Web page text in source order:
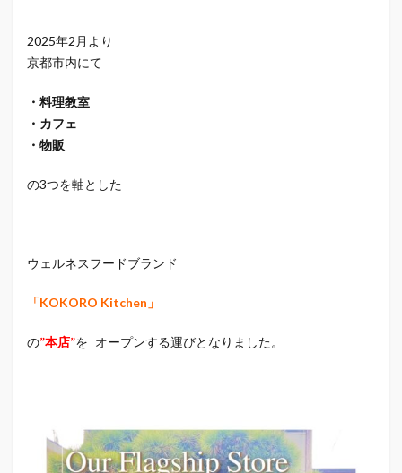
2025年2月より
京都市内にて
・料理教室
・カフェ
・物販
の3つを軸とした
ウェルネスフードブランド
「KOKORO Kitchen」
の”本店”を オープンする運びとなりました。